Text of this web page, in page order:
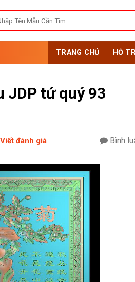
TRANG CHỦ HỖ
JDP tứ quý 93
Viết đánh giá Bình